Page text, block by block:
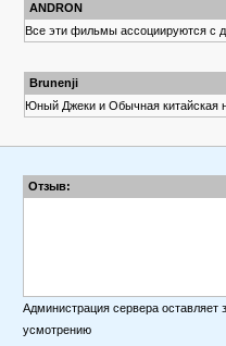
ANDRON
Все эти фильмы ассоциируются с
Brunenji
Юный Джеки и Обычная китайская
Джеки чан красавчик и по
в ранних фильмах Д.Чан хорош ))
Отзыв:
Администрация сервера оставляет
усмотрению